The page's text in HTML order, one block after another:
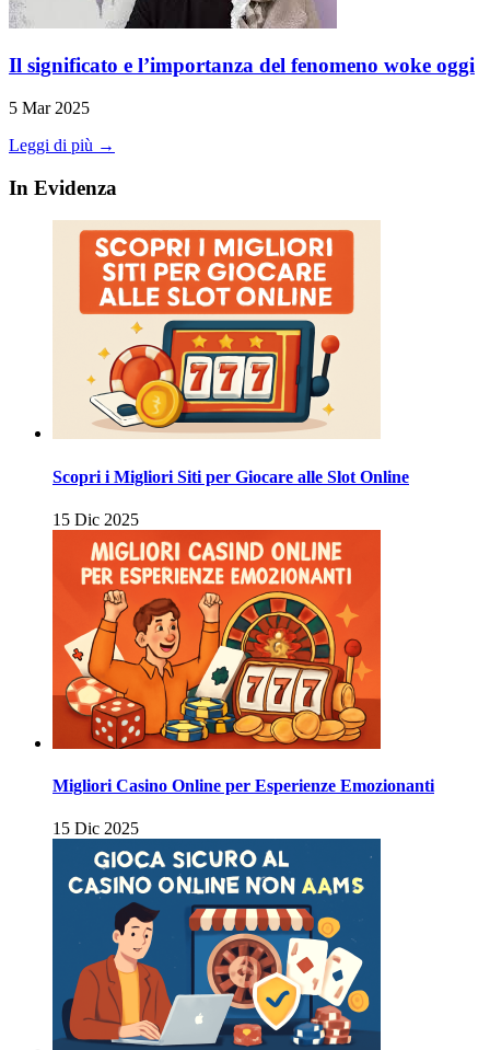
Il significato e l’importanza del fenomeno woke oggi
5 Mar 2025
Leggi di più →
In Evidenza
Scopri i Migliori Siti per Giocare alle Slot Online
15 Dic 2025
Migliori Casino Online per Esperienze Emozionanti
15 Dic 2025